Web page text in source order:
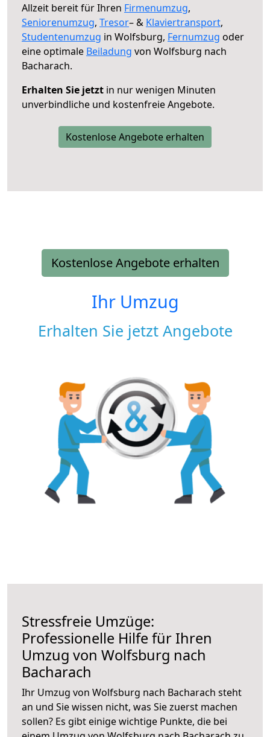
Allzeit bereit für Ihren Firmenumzug,
Seniorenumzug, Tresor– & Klaviertransport,
Studentenumzug in Wolfsburg, Fernumzug oder
eine optimale Beiladung von Wolfsburg nach
Bacharach.
Erhalten Sie jetzt in nur wenigen Minuten
unverbindliche und kostenfreie Angebote.
Kostenlose Angebote erhalten
Kostenlose Angebote erhalten
Ihr Umzug
Erhalten Sie jetzt Angebote
Stressfreie Umzüge:
Professionelle Hilfe für Ihren
Umzug von Wolfsburg nach
Bacharach
Ihr Umzug von Wolfsburg nach Bacharach steht
an und Sie wissen nicht, was Sie zuerst machen
sollen? Es gibt einige wichtige Punkte, die bei